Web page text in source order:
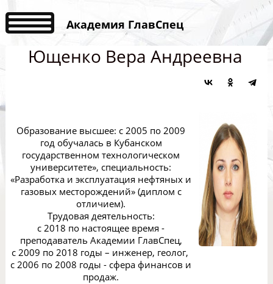
Академия ГлавСпец
Ющенко Вера Андреевна
Образование высшее: с 2005 по 2009
год обучалась в Кубанском
государственном технологическом
университете», специальность:
«Разработка и эксплуатация нефтяных и
газовых месторождений» (диплом с
отличием).
Трудовая деятельность:
с 2018 по настоящее время -
преподаватель Академии ГлавСпец,
с 2009 по 2018 годы – инженер, геолог,
с 2006 по 2008 годы - сфера финансов и
продаж.